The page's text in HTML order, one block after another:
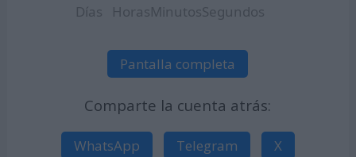
Días HorasMinutosSegundos
Pantalla completa
Comparte la cuenta atrás:
WhatsApp Telegram
X